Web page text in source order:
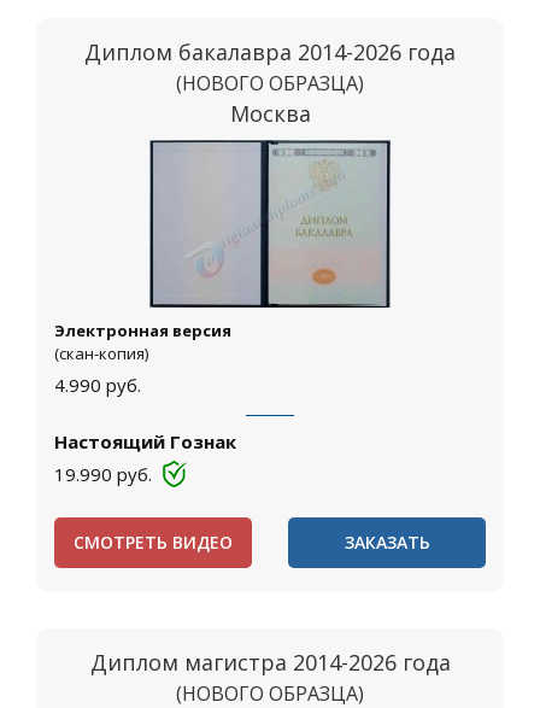
Диплом бакалавра 2014-2026 года
(НОВОГО ОБРАЗЦА)
Москва
Электронная версия
(скан-копия)
4.990 руб.
Настоящий Гознак
19.990 руб.
СМОТРЕТЬ ВИДЕО ЗАКАЗАТЬ
Диплом магистра 2014-2026 года
(НОВОГО ОБРАЗЦА)